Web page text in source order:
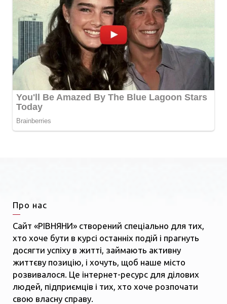
Про нас
Сайт «РІВНЯНИ» створений спеціально для тих,
хто хоче бути в курсі останніх подій і прагнуть
досягти успіху в житті, займають активну
життєву позицію, і хочуть, щоб наше місто
розвивалося. Це інтернет-ресурс для ділових
людей, підприємців і тих, хто хоче розпочати
свою власну справу.